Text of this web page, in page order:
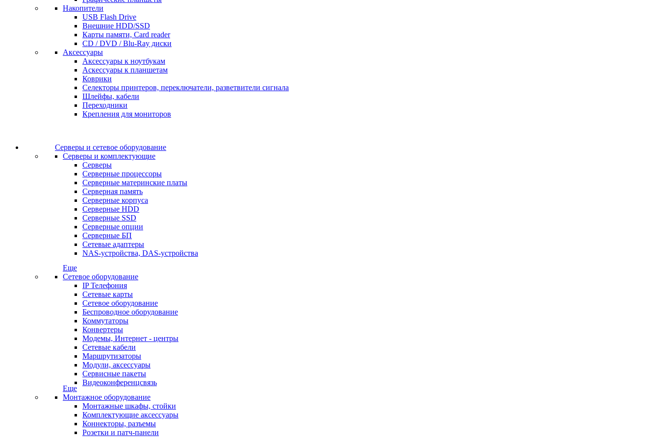
Накопители
USB Flash Drive
Внешние HDD/SSD
Карты памяти, Card reader
CD / DVD / Blu-Ray диски
Аксессуары
Аксессуары к ноутбукам
Аскессуары к планшетам
Коврики
Селекторы принтеров, переключатели, разветвители сигнала
Шлейфы, кабели
Переходники
Крепления для мониторов
Серверы и сетевое оборудование
Серверы и комплектующие
Серверы
Серверные процессоры
Серверные материнские платы
Серверная память
Серверные корпуса
Серверные HDD
Серверные SSD
Серверные опции
Серверные БП
Сетевые адаптеры
NAS-устройства, DAS-устройства
Еще
Сетевое оборудование
IP Телефония
Сетевые карты
Сетевое оборудование
Беспроводное оборудование
Коммутаторы
Конвертеры
Модемы, Интернет - центры
Сетевые кабели
Маршрутизаторы
Модули, аксессуары
Сервисные пакеты
Видеоконференцсвязь
Еще
Монтажное оборудование
Монтажные шкафы, стойки
Комплектующие аксессуары
Коннекторы, разъемы
Розетки и патч-панели